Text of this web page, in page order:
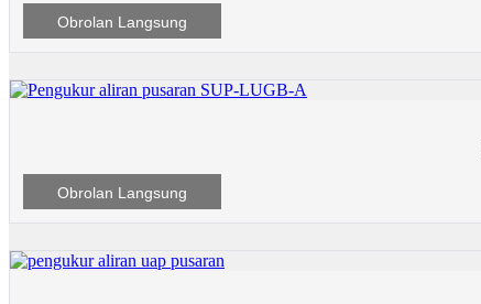
Obrolan Langsung
Obrolan Langsung